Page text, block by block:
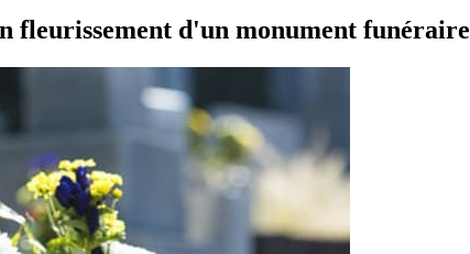
fleurissement d'un monument funéraire